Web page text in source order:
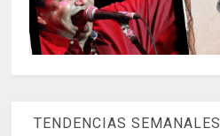
TENDENCIAS SEMANALES